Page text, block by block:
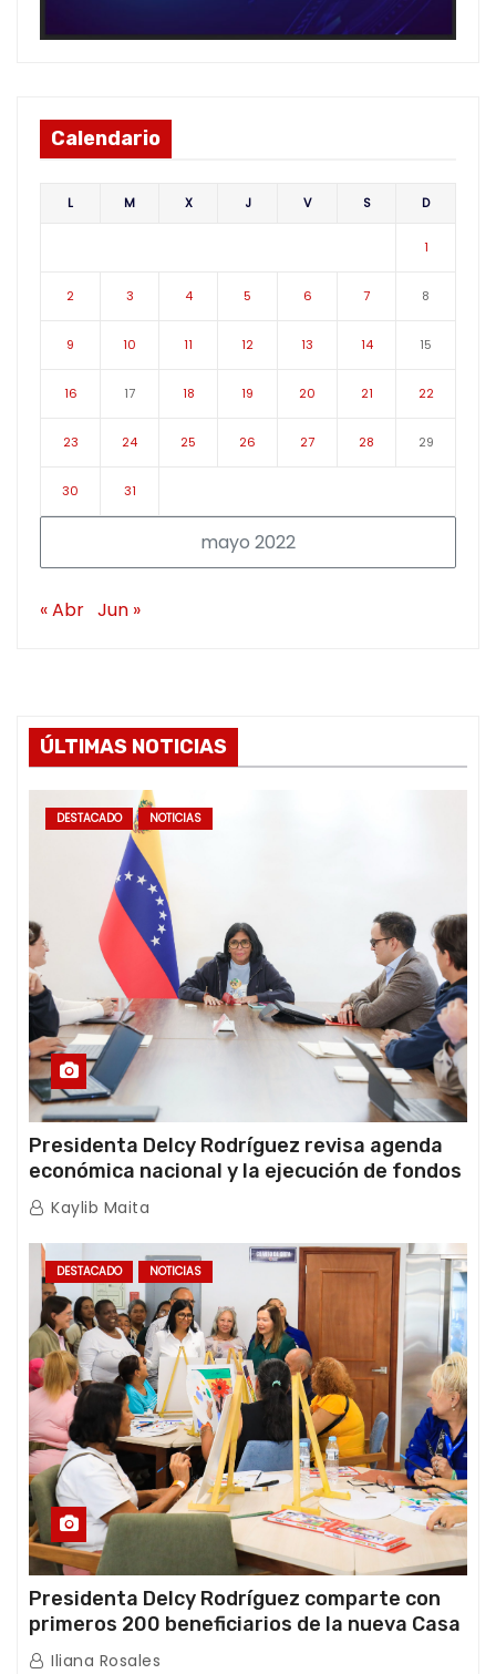
Calendario
mayo 2022
L M X J V S D
1
2 3 4 5 6 7 8
9 10 11 12 13 14 15
16 17 18 19 20 21 22
23 24 25 26 27 28 29
30 31
« Abr Jun »
ÚLTIMAS NOTICIAS
DESTACADO NOTICIAS
Presidenta Delcy Rodríguez revisa agenda
económica nacional y la ejecución de fondos
de emergencia post-sismos
Kaylib Maita
DESTACADO NOTICIAS
Presidenta Delcy Rodríguez comparte con
primeros 200 beneficiarios de la nueva Casa
de los Abuelos “La Primavera” en Caracas
Iliana Rosales